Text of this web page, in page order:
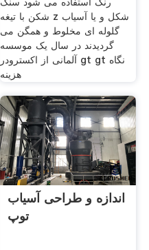
شکن با تیغه z شکل و یا آسیاب
گلوله ای مخلوط و همگن می
گردیدند در سال یک موسسه
آلمانی از اکسترودر gt gt نگاه
هزینه
اندازه و طراحی آسیاب
توپ